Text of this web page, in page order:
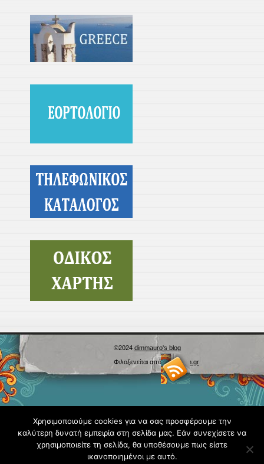
©2024 dimmauro's blog
Φιλοξενείται απόBlogs.sch.gr
Χρησιμοποιούμε cookies για να σας προσφέρουμε την
καλύτερη δυνατή εμπειρία στη σελίδα μας. Εάν συνεχίσετε να
χρησιμοποιείτε τη σελίδα, θα υποθέσουμε πως είστε
ικανοποιημένοι με αυτό.